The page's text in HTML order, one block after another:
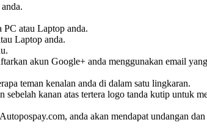
atau Laptop anda.
Laptop anda.
akun Google+ anda menggunakan email
teman kenalan anda di dalam satu lingkaran.
kanan atas tertera logo tanda kutip untuk
anda akan mendapat undangan